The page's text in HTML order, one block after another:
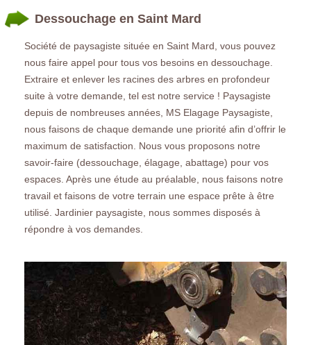
Dessouchage en Saint Mard
Société de paysagiste située en Saint Mard, vous pouvez
nous faire appel pour tous vos besoins en dessouchage.
Extraire et enlever les racines des arbres en profondeur
suite à votre demande, tel est notre service ! Paysagiste
depuis de nombreuses années, MS Elagage Paysagiste,
nous faisons de chaque demande une priorité afin d’offrir le
maximum de satisfaction. Nous vous proposons notre
savoir-faire (dessouchage, élagage, abattage) pour vos
espaces. Après une étude au préalable, nous faisons notre
travail et faisons de votre terrain une espace prête à être
utilisé. Jardinier paysagiste, nous sommes disposés à
répondre à vos demandes.